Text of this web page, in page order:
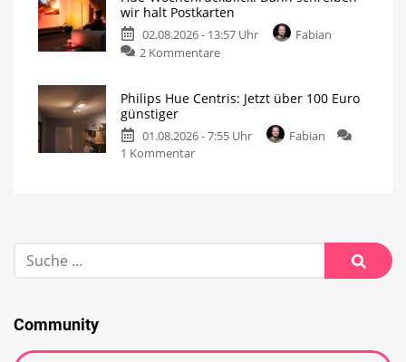
wir halt Postkarten
02.08.2026 - 13:57 Uhr
Fabian
2 Kommentare
Philips Hue Centris: Jetzt über 100 Euro
günstiger
01.08.2026 - 7:55 Uhr
Fabian
1 Kommentar
Community